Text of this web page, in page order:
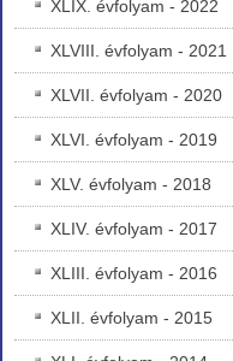
XLIX. évfolyam - 2022
XLVIII. évfolyam - 2021
XLVII. évfolyam - 2020
XLVI. évfolyam - 2019
XLV. évfolyam - 2018
XLIV. évfolyam - 2017
XLIII. évfolyam - 2016
XLII. évfolyam - 2015